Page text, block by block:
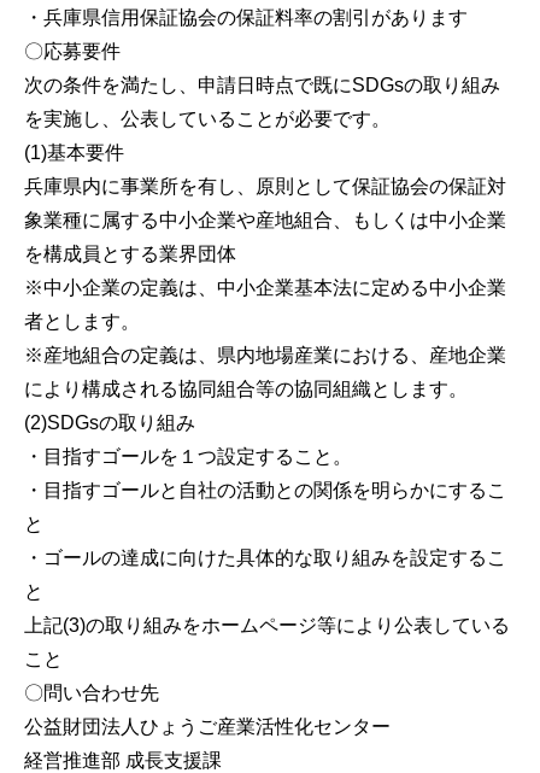
・兵庫県信用保証協会の保証料率の割引があります
〇応募要件
次の条件を満たし、申請日時点で既にSDGsの取り組み
を実施し、公表していることが必要です。
(1)基本要件
兵庫県内に事業所を有し、原則として保証協会の保証対
象業種に属する中小企業や産地組合、もしくは中小企業
を構成員とする業界団体
※中小企業の定義は、中小企業基本法に定める中小企業
者とします。
※産地組合の定義は、県内地場産業における、産地企業
により構成される協同組合等の協同組織とします。
(2)SDGsの取り組み
・目指すゴールを１つ設定すること。
・目指すゴールと自社の活動との関係を明らかにするこ
と
・ゴールの達成に向けた具体的な取り組みを設定するこ
と
上記(3)の取り組みをホームページ等により公表している
こと
〇問い合わせ先
公益財団法人ひょうご産業活性化センター
経営推進部 成長支援課